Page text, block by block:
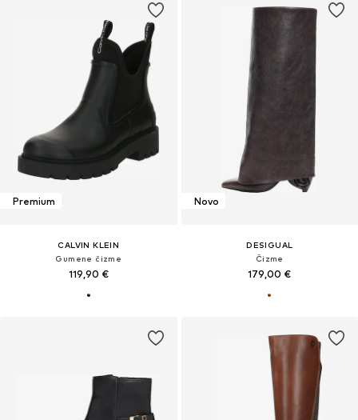
Premium
CALVIN KLEIN
Gumene čizme
119,90 €
Novo
DESIGUAL
Čizme
179,00 €